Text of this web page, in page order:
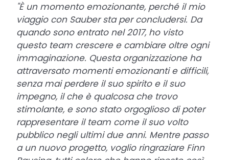
"È un momento emozionante, perché il mio
viaggio con Sauber sta per concludersi. Da
quando sono entrato nel 2017, ho visto
questo team crescere e cambiare oltre ogni
immaginazione. Questa organizzazione ha
attraversato momenti emozionanti e difficili,
senza mai perdere il suo spirito e il suo
impegno, il che è qualcosa che trovo
stimolante, e sono stato orgoglioso di poter
rappresentare il team come il suo volto
pubblico negli ultimi due anni. Mentre passo
a un nuovo progetto, voglio ringraziare Finn